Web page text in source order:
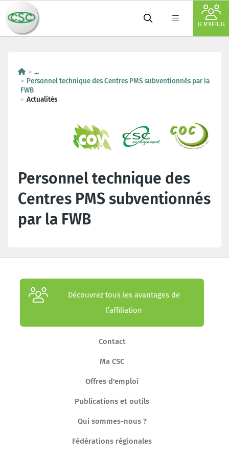
JE M'AFFILIE
...
Personnel technique des Centres PMS subventionnés par la
FWB
Actualités
Personnel technique des
Centres PMS subventionnés
par la FWB
Découvrez tous les avantages de
l’affiliation
Contact
Ma CSC
Offres d'emploi
Publications et outils
Qui sommes-nous ?
Fédérations régionales